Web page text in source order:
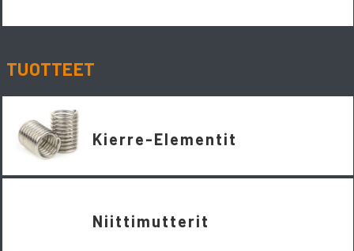
TUOTTEET
Kierre-Elementit
Niittimutterit